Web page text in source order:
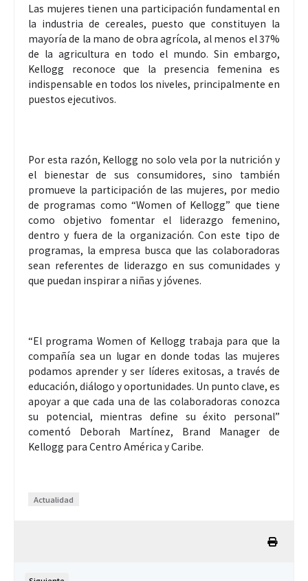
Las mujeres tienen una participación fundamental en
la industria de cereales, puesto que constituyen la
mayoría de la mano de obra agrícola, al menos el 37%
de la agricultura en todo el mundo. Sin embargo,
Kellogg reconoce que la presencia femenina es
indispensable en todos los niveles, principalmente en
puestos ejecutivos.
Por esta razón, Kellogg no solo vela por la nutrición y
el bienestar de sus consumidores, sino también
promueve la participación de las mujeres, por medio
de programas como “Women of Kellogg” que tiene
como objetivo fomentar el liderazgo femenino,
dentro y fuera de la organización. Con este tipo de
programas, la empresa busca que las colaboradoras
sean referentes de liderazgo en sus comunidades y
que puedan inspirar a niñas y jóvenes.
“El programa Women of Kellogg trabaja para que la
compañía sea un lugar en donde todas las mujeres
podamos aprender y ser líderes exitosas, a través de
educación, diálogo y oportunidades. Un punto clave, es
apoyar a que cada una de las colaboradoras conozca
su potencial, mientras define su éxito personal”
comentó Deborah Martínez, Brand Manager de
Kellogg para Centro América y Caribe.
Actualidad